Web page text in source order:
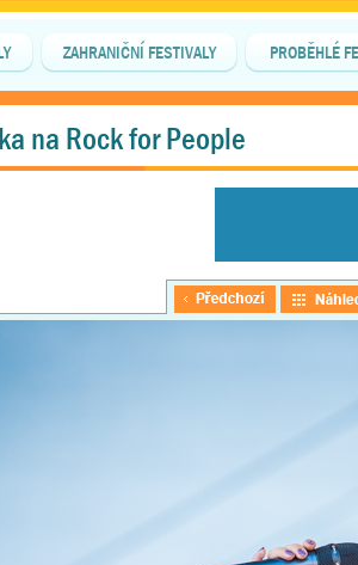
ZAHRANIČNÍ FESTIVALY PROBĚHLÉ
na Rock for People